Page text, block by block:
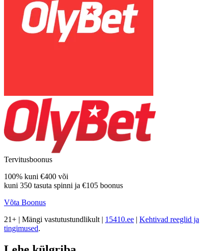
Tervitusboonus
100% kuni €400 või
kuni 350 tasuta spinni ja €105 boonus
Võta Boonus
21+ | Mängi vastutustundlikult | 15410.ee | Kehtivad reeglid ja
tingimused.